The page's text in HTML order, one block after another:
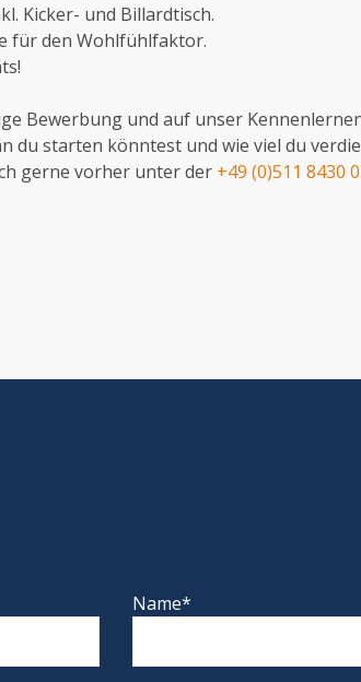
Kicker- und Billardtisch.
für den Wohlfühlfaktor.
Bewerbung und auf unser
du starten könntest und wie viel du
gerne vorher unter der +49 (0)511 8430
Name*